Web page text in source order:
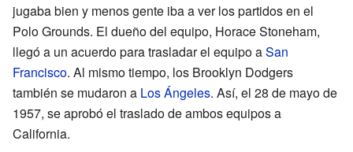
jugaba bien y menos gente iba a ver los partidos en el
Polo Grounds. El dueño del equipo, Horace Stoneham,
llegó a un acuerdo para trasladar el equipo aSan
Francisco. Al mismo tiempo, los Brooklyn Dodgers
también se mudaron a Los Ángeles. Así, el 28 de mayo de
1957, se aprobó el traslado de ambos equipos a
California.